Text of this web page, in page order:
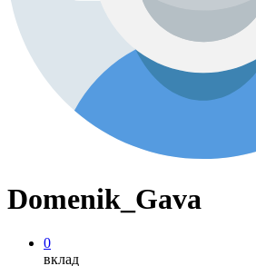
Domenik_Gava
0
вклад